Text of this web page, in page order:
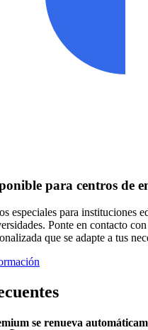
para centros de
especiales para instituciones
Ponte en contacto
que se adapte a tus
se renueva